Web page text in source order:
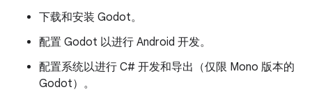
下载和安装 Godot。
配置 Godot 以进行 Android 开发。
配置系统以进行 C# 开发和导出（仅限 Mono 版本的
Godot）。